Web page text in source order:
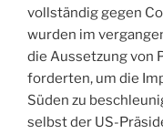
vollständig gegen
wurden im
die Aussetzung
forderten, um die
Süden zu
selbst der US-